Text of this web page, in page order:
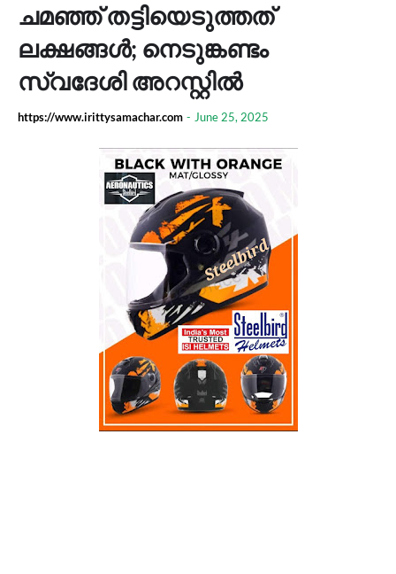
ചമഞ്ഞ് തട്ടിയെടുത്തത്
ലക്ഷങ്ങൾ; നെടുങ്കണ്ടം
സ്വദേശി അറസ്റ്റിൽ
https://www.irittysamachar.com - June 25, 2025